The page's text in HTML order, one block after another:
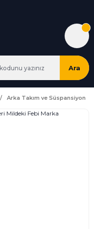
Ara
Arka Takım ve Süspansiyon